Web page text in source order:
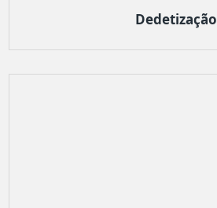
Dedetização